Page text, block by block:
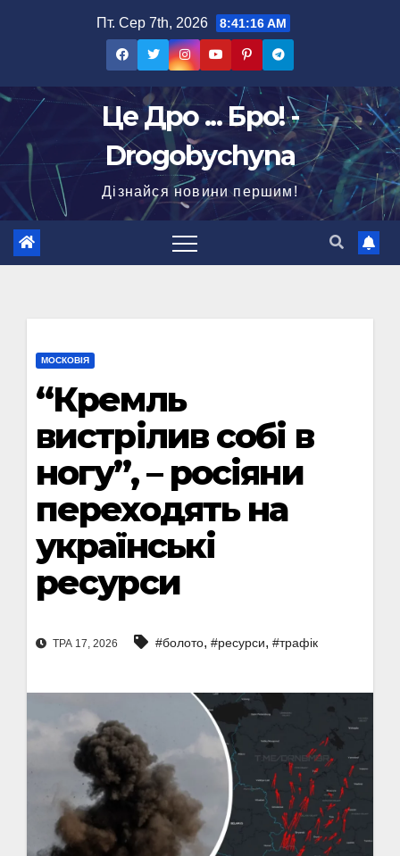
Пт. Сер 7th, 2026 8:41:17 AM
Це Дро ... Бро! -
Drogobychyna
Дізнайся новини першим!
МОСКОВІЯ
“Кремль
вистрілив собі в
ногу”, – росіяни
переходять на
українські
ресурси
ТРА 17, 2026 #болото, #ресурси, #трафік